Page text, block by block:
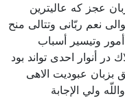
عجز كه عاليترين
نعم ربّانى وتتالى منح
وتيسير أسباب
أنوار احدى تواند بود
عبوديت الاهى
ولي الإجابة